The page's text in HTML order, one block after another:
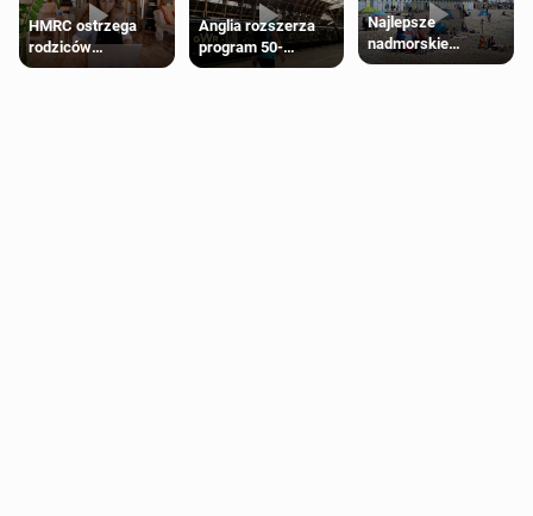
HMRC ostrzega
rodziców
pobierających Child
Anglia rozszerza
program 50-
procentowych
Najlepsze
nadmorskie
miasteczko blisko